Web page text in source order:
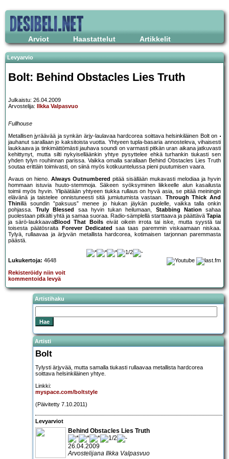
Arviot Haastattelut Artikkelit
Levyarvio
Bolt: Behind Obstacles Lies Truth
Julkaistu: 26.04.2009
Arvostelija:
Ilkka Valpasvuo
Fullhouse
Metallisen jyräävää ja synkän ärjy-laulavaa hardcorea soittava helsinkiläinen Bolt on
jauhanut sarallaan jo kaksitoista vuotta. Yhtyeen tupla-basaria annosteleva, vihaisesti
laukkaava ja tinkimättömästi jauhava soundi on varmasti pitkän uran aikana jatkuvasti
kehittynyt, mutta silti nykyiselläänkin yhtye pysyttelee ehkä turhankin tiukasti sen
yhden tylyn rouhinnan parissa. Vaikka omalla sarallaan Behind Obstacles Lies Truth
soutaa erittäin toimivasti, on siinä myös kotikuuntelussa pieni puutumisen vaara.
Avaus on hieno. Always Outnumbered pitää sisällään mukavasti melodiaa ja hyvin
hommaan istuvia huuto-stemmoja. Säkeen syöksyminen liikkeelle alun kasailusta
toimii myös hyvin. Ylipäätään yhtyeen tiukka rullaus on hyvä asia, se pitää meiningin
elävänä ja taistelee onnistuneesti sitä jumiutumista vastaan. Through Thick And
Thinillä soundin ”paksuus” menee jo hiukan jäykän puolelle, vaikka talla onkin
pohjassa.Truly Blessed saa hyvin tukan heilumaan, Stabbing Nation sahaa
puolestaan pitkälti yhtä ja samaa suoraa. Radio-sämplellä starttaava ja päättävä Tapia
ja särö-laukkaavaBlood That Boilseivät oikein irrota tai iske, mutta syystä tai
toisesta päätösraita
Forever Dedicated
saa taas paremmin viskaamaan niskaa.
Tylyä, rullaavaa ja ärjyvän metallista hardcorea, kotimaisen tarjonnan paremmasta
päästä.
Lukukertoja: 4648
Rekisteröidy niin voit
kommentoida levyä
Artistihaku
Artisti
Bolt
Tylysti ärjyvää, mutta samalla tiukasti rullaavaa metallista hardcorea
soittava helsinkiläinen yhtye.
Linkki:
myspace.com/boltstyle
(Päivitetty 7.10.2011)
Levyarviot
Behind Obstacles Lies Truth
26.04.2009
Arvostelijana Ilkka Valpasvuo